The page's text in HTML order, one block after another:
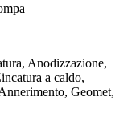
Anodizzazione,
a caldo,
Geomet,